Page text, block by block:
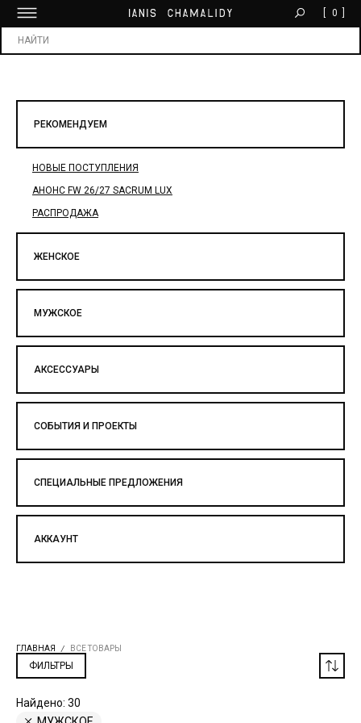
0
РЕКОМЕНДУЕМ
НОВЫЕ ПОСТУПЛЕНИЯ
АНОНС FW 26/27 SACRUM LUX
РАСПРОДАЖА
ЖЕНСКОЕ
МУЖСКОЕ
АКСЕССУАРЫ
СОБЫТИЯ И ПРОЕКТЫ
СПЕЦИАЛЬНЫЕ ПРЕДЛОЖЕНИЯ
АККАУНТ
ГЛАВНАЯ ВСЕ ТОВАРЫ
ФИЛЬТРЫ
Найдено: 30